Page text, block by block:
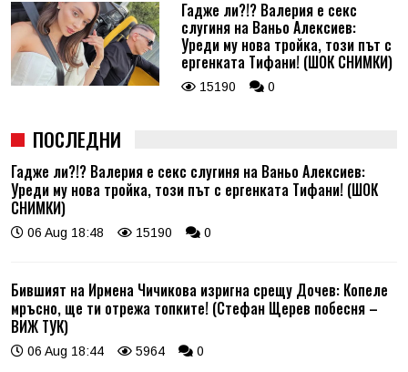
Гадже ли?!? Валерия е секс
слугиня на Ваньо Алексиев:
Уреди му нова тройка, този път с
ергенката Тифани! (ШОК СНИМКИ)
15190 0
ПОСЛЕДНИ
Гадже ли?!? Валерия е секс слугиня на Ваньо Алексиев:
Уреди му нова тройка, този път с ергенката Тифани! (ШОК
СНИМКИ)
06 Aug 18:48 15190 0
Бившият на Ирмена Чичикова изригна срещу Дочев: Копеле
мръсно, ще ти отрежа топките! (Стефан Щерев побесня –
ВИЖ ТУК)
06 Aug 18:44 5964 0